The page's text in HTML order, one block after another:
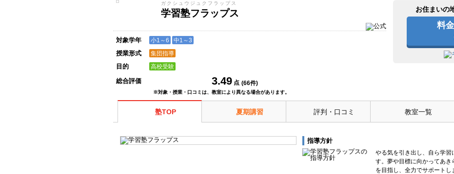
ガクシュウジュクフラップス
学習塾フラップス
対象学年 小1～6 中1～3
授業形式 集団指導
目的 高校受験
総合評価 3.49 点 (66件)
※対象・授業・口コミは、教室により異なる場合があります。
お住まいの
料
塾TOP 夏期講習 評判・口コミ 教室一覧
指導方針
やる気を引き出し、自ら学習
す。夢や目標に向かってあき
を目指し、全力でサポートし